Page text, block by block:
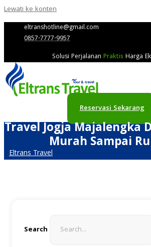
Lewati ke konten
eltranshotline@gmail.com
0857-7777-9957
Solusi Perjalanan Praktis Harga
Reservasi Sekarang
Travel Jogja Majalengka
Murah Sampai
Eltrans Travel
Search